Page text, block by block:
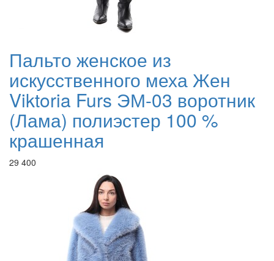
Пальто женское из
искусственного меха Жен
Viktoria Furs ЭМ-03 воротник
(Лама) полиэстер 100 %
крашенная
29 400